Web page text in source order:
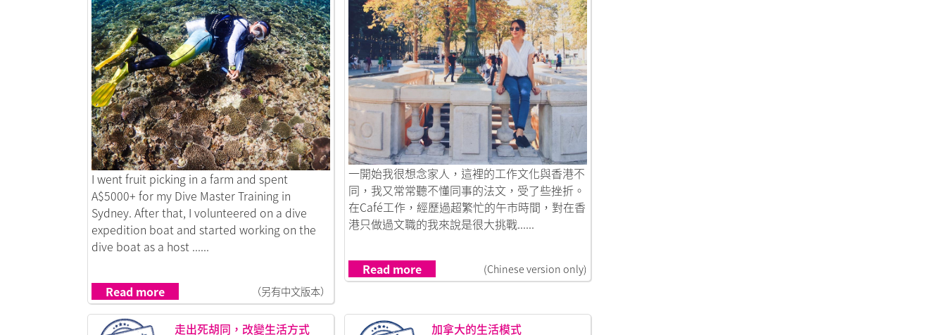
Link to I am a backpacker; I am a trilingual dive instructor
I went fruit picking in a farm and spent
A$5000+ for my Dive Master Training in
Sydney. After that, I volunteered on a dive
expedition boat and started working on the
dive boat as a host ......
Read more （另有中文版本）
Link to 小眼睛看法國
一開始我很想念家人，這裡的工作文化與香港不
同，我又常常聽不懂同事的法文，受了些挫折。
在Café工作，經歷過超繁忙的午市時間，對在香
港只做過文職的我來說是很大挑戰......
Read more (Chinese version only)
走出死胡同，改變生活方式 加拿大的生活模式